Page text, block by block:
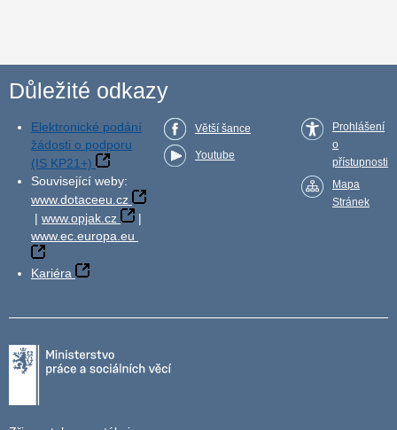
Důležité odkazy
Elektronické podání
žádosti o podporu
(IS KP21+)
Související weby:
www.dotaceeu.cz
| www.opjak.cz
|
www.ec.europa.eu
Kariéra
Větší šance
Youtube
Prohlášení
o
přístupnosti
Mapa
Stránek